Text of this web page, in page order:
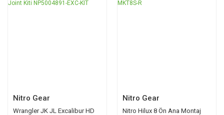
Nitro Gear
Wrangler JK JL Excalibur HD
Nitro Gear
Nitro Hilux 8 Ön Ana Montaj